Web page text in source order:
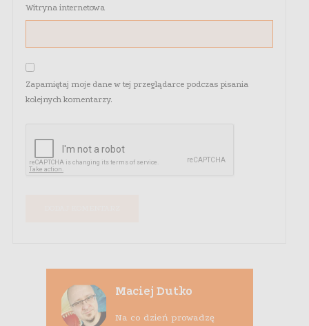
Witryna internetowa
Zapamiętaj moje dane w tej przeglądarce podczas pisania
kolejnych komentarzy.
Maciej Dutko
Na co dzień prowadzę